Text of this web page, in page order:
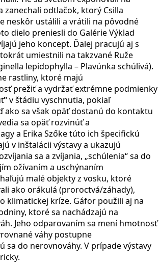
zanechali odtlačok, ktorý Csilla
neskôr ustálili a vrátili na pôvodné
dielo preniesli do Galérie Výklad
jeho koncept. Ďalej pracujú aj s
umiestnili na takzvané Ruže
lepidophylla – Plavúnka schúlivá).
rastliny, ktoré majú
prežiť a vydržať extrémne podmienky
v štádiu vyschnutia, pokiaľ
ako sa však opäť dostanú do kontaktu
sa opäť rozvinúť a
a Erika Szőke túto ich špecifickú
v inštalácii výstavy a ukazujú
sa a zvíjania, „schúlenia“ sa do
ožívaním a uschýnaním
malé objekty z vosku, ktoré
ako orákulá (proroctvá/záhady),
klimatickej kríze. Gáfor použili aj na
ktoré sa nachádzajú na
Jeho odparovaním sa mení hmotnosť
váhy postupne
sa do nerovnováhy. V prípade výstavy